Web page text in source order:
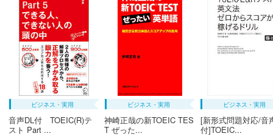
ビジネス・実用
音声DL付 TOEIC(R)テ
スト Part ...
ビジネス・実用
神崎正哉の新TOEIC TES
T ぜった...
ビジネス・実用
[新形式問題対応/音
付]TOEIC...